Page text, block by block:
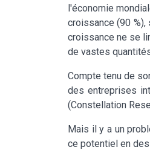
l'économie
croissance (90
croissance ne se
de vastes
Compte tenu de
des entreprises
(Constellation
Mais il y a un
ce potentiel en